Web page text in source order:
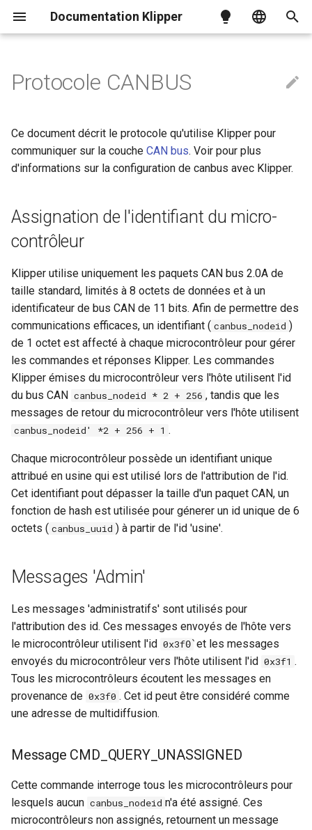
Documentation Klipper
Italiano
Français
i
a
i
s
a
t
i
o
n
d
a
r
h
r
c
h
e
Installation
Référence de configuration
Référence de configuration
Contrôles de la configuration
Nivellement du lit
Étalonnage de la sonde
Nivellement manuel
Phase de fin de course
Compensation de torsion de
Compensation de la
résonance
Compensation de la
Avance à la pression
G-Codes
Modèles de commandes
Modèles de commandes
Pilotes de moteur pas à pas TMC
Mise à l'origine et Palpage multi
Slicers
Correction de l'équerrage
Exclure des objets
Utilisation des outils PWM
Assignation de l'identifiant du
Messages 'Admin'
Message
CMD_QUERY_UNASSIGNED
Message
CMD_SET_KLIPPER_NODEID
Message RESP_NEED_NODEID
Paquets de données
Exemples de configurations
Microcontrôleur RPi
Chargeurs de démarrage
Entrée du bootloader
BUS CAN
Dépannage du CANBUS
Capteur de largeur de filament
TSL1401CL
Détecteur de largeur de filament
à effet hall
Sonde inductive à courants de
Foucault
Load Cells
Protocole CANBUS
Ce document décrit le protocole qu'utilise Klipper pour
communiquer sur la couche CAN bus. Voir pour plus
d'informations sur la configuration de canbus avec Klipper.
Assignation de l'identifiant du micro-
contrôleur
Klipper utilise uniquement les paquets CAN bus 2.0A de
taille standard, limités à 8 octets de données et à un
identificateur de bus CAN de 11 bits. Afin de permettre des
communications efficaces, un identifiant ( canbus_nodeid )
de 1 octet est affecté à chaque microcontrôleur pour gérer
les commandes et réponses Klipper. Les commandes
Klipper émises du microcontrôleur vers l'hôte utilisent l'id
du bus CAN canbus_nodeid * 2 + 256 , tandis que les
messages de retour du microcontrôleur vers l'hôte utilisent
canbus_nodeid' *2 + 256 + 1 .
Chaque microcontrôleur possède un identifiant unique
attribué en usine qui est utilisé lors de l'attribution de l'id.
Cet identifiant pout dépasser la taille d'un paquet CAN, un
fonction de hash est utilisée pour génerer un id unique de 6
octets ( canbus_uuid ) à partir de l'id 'usine'.
Messages 'Admin'
Les messages 'administratifs' sont utilisés pour
l'attribution des id. Ces messages envoyés de l'hôte vers
le microcontrôleur utilisent l'id 0x3f0̀ et les messages
envoyés du microcontrôleur vers l'hôte utilisent l'id 0x3f1 .
Tous les microcontrôleurs écoutent les messages en
provenance de 0x3f0 . Cet id peut être considéré comme
une adresse de multidiffusion.
Message CMD_QUERY_UNASSIGNED
Cette commande interroge tous les microcontrôleurs pour
lesquels aucun canbus_nodeid n'a été assigné. Ces
microcontrôleurs non assignés, retournent un message